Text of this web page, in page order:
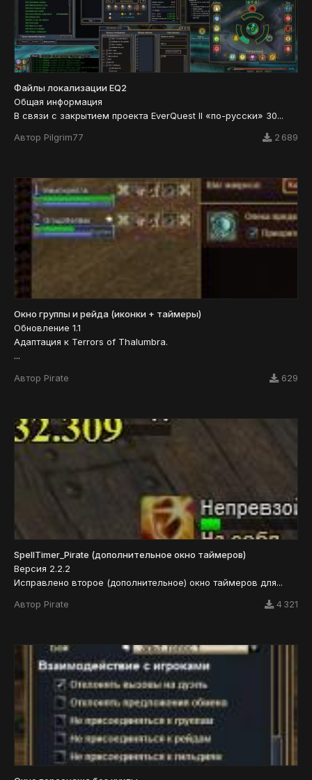
Файлы локализации EQ2
Общая информация
В связи с закрытием проекта EverQuest II «по-русски» 30...
Автор Pilgrim77 2 689
Окно группы и рейда (иконки + таймеры)
Обновление 1.1
Адаптация к Terrors of Thalumbra.
...
Автор Pirate 629
SpellTimer_Pirate (дополнительное окно таймеров)
Версия 2.2.2
Исправлено второе (дополнительное) окно таймеров для...
Автор Pirate 4 321